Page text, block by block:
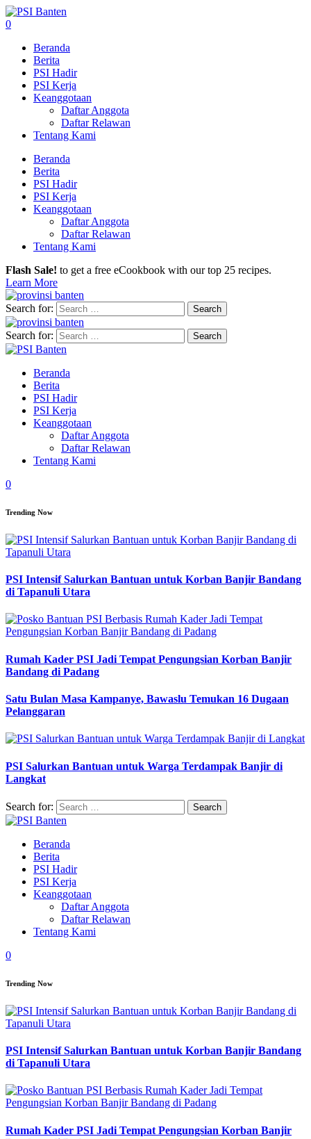
0
Beranda
Berita
PSI Hadir
PSI Kerja
Keanggotaan
Daftar Anggota
Daftar Relawan
Tentang Kami
Beranda
Berita
PSI Hadir
PSI Kerja
Keanggotaan
Daftar Anggota
Daftar Relawan
Tentang Kami
Flash Sale! to get a free eCookbook with our top 25 recipes.
Learn More
Search for:
Search for:
Beranda
Berita
PSI Hadir
PSI Kerja
Keanggotaan
Daftar Anggota
Daftar Relawan
Tentang Kami
0
Trending Now
PSI Intensif Salurkan Bantuan untuk Korban Banjir Bandang
di Tapanuli Utara
Rumah Kader PSI Jadi Tempat Pengungsian Korban Banjir
Bandang di Padang
Satu Bulan Masa Kampanye, Bawaslu Temukan 16 Dugaan
Pelanggaran
PSI Salurkan Bantuan untuk Warga Terdampak Banjir di
Langkat
Search for:
Beranda
Berita
PSI Hadir
PSI Kerja
Keanggotaan
Daftar Anggota
Daftar Relawan
Tentang Kami
0
Trending Now
PSI Intensif Salurkan Bantuan untuk Korban Banjir Bandang
di Tapanuli Utara
Rumah Kader PSI Jadi Tempat Pengungsian Korban Banjir